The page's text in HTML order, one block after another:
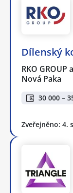
Dílenský
RKO GROUP
Nová Paka
30 000 –
Zveřejněno: 4.